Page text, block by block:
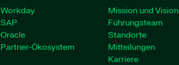
Workday
SAP
Oracle
Partner-Ökosystem
Mission und Vision
Führungsteam
Standorte
Mitteilungen
Karriere